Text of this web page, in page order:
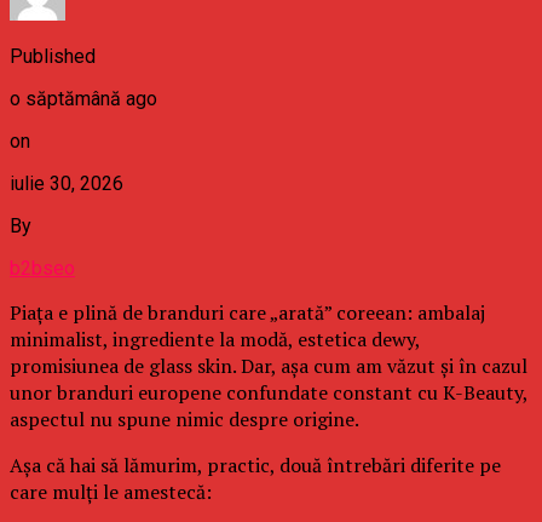
Published
o săptămână ago
on
iulie 30, 2026
By
b2bseo
Piața e plină de branduri care „arată” coreean: ambalaj
minimalist, ingrediente la modă, estetica dewy,
promisiunea de glass skin. Dar, așa cum am văzut și în cazul
unor branduri europene confundate constant cu K-Beauty,
aspectul nu spune nimic despre origine.
Așa că hai să lămurim, practic, două întrebări diferite pe
care mulți le amestecă: